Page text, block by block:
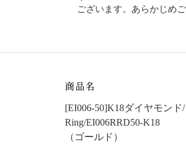
ございます。あらかじめ
商品名
[EI006-50]K18ダイヤモン
Ring/EI006RRD50-K18
（ゴールド）